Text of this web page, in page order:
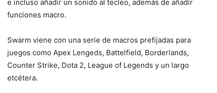
e incluso añadir un sonido al tecleo, además de añadir
funciones macro.
Swarm viene con una serie de macros prefijadas para
juegos como Apex Lengeds, Battelfield, Borderlands,
Counter Strike, Dota 2, League of Legends y un largo
etcétera.